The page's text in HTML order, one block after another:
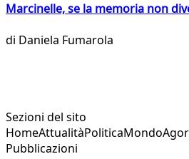
Marcinelle, se la memoria non
di Daniela Fumarola
Sezioni del sito
HomeAttualitàPoliticaMondo
Pubblicazioni